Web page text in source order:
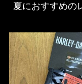
夏におすすめの